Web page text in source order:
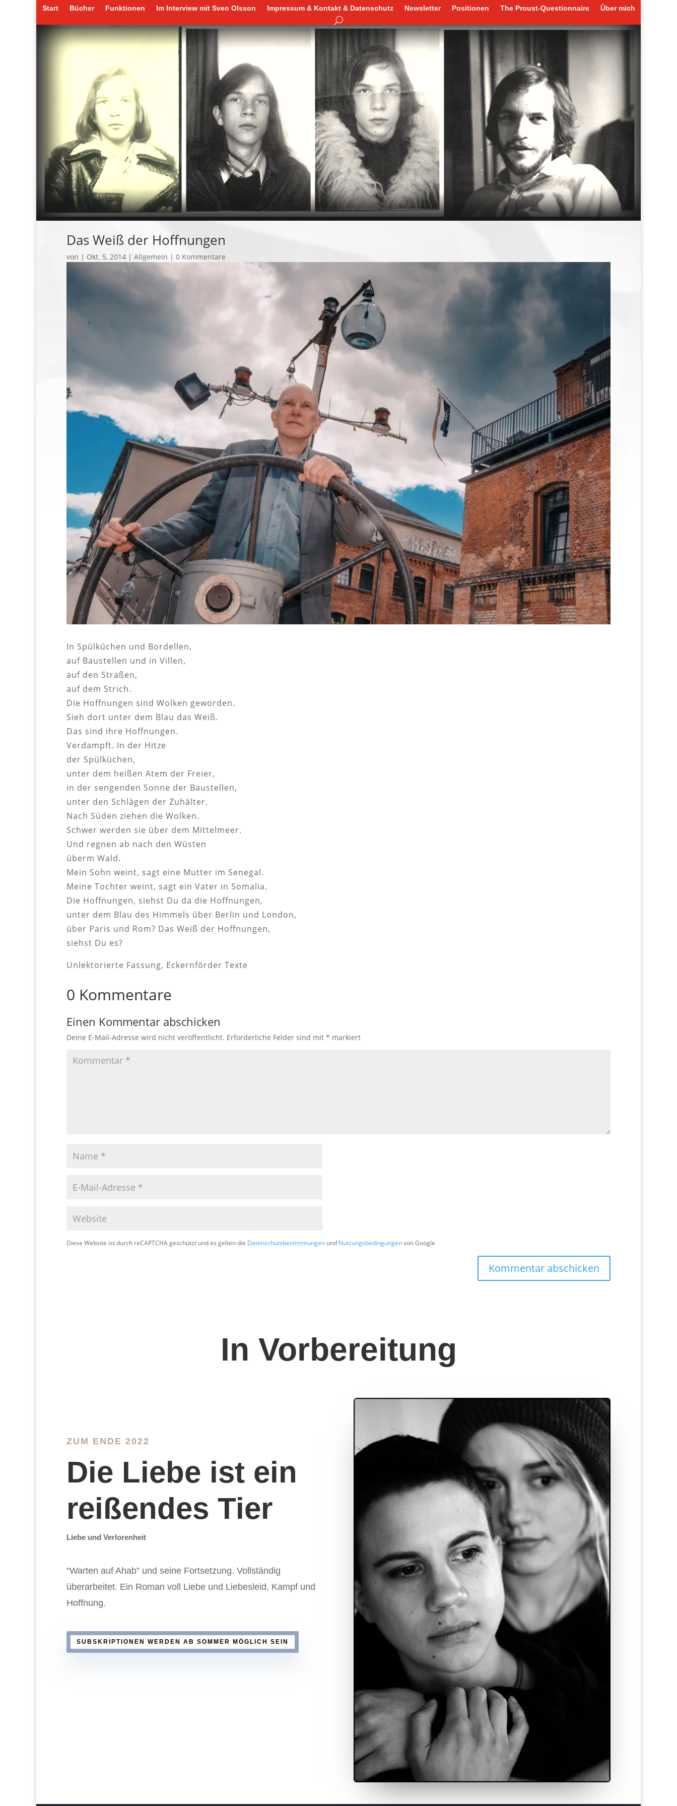
Start Bücher Funktionen Im Interview mit Sven Olsson Impressum & Kontakt & Datenschutz Newsletter Positionen The Proust-Questionnaire Über mich
Start Bücher Funktionen Im Interview mit Sven Olsson Impressum & Kontakt & Datenschutz Newsletter Positionen The Proust-Questionnaire Über mich
Das Weiß der Hoffnungen
von | Okt. 5, 2014 | Allgemein | 0 Kommentare
In Spülküchen und Bordellen,
auf Baustellen und in Villen,
auf den Straßen,
auf dem Strich.
Die Hoffnungen sind Wolken geworden.
Sieh dort unter dem Blau das Weiß.
Das sind ihre Hoffnungen.
Verdampft. In der Hitze
der Spülküchen,
unter dem heißen Atem der Freier,
in der sengenden Sonne der Baustellen,
unter den Schlägen der Zuhälter.
Nach Süden ziehen die Wolken.
Schwer werden sie über dem Mittelmeer.
Und regnen ab nach den Wüsten
überm Wald.
Mein Sohn weint, sagt eine Mutter im Senegal.
Meine Tochter weint, sagt ein Vater in Somalia.
Die Hoffnungen, siehst Du da die Hoffnungen,
unter dem Blau des Himmels über Berlin und London,
über Paris und Rom? Das Weiß der Hoffnungen,
siehst Du es?
Unlektorierte Fassung, Eckernförder Texte
0 Kommentare
Einen Kommentar abschicken
Deine E-Mail-Adresse wird nicht veröffentlicht. Erforderliche Felder sind mit * markiert
Diese Website ist durch reCAPTCHA geschützt und es gelten die Datenschutzbestimmungen und Nutzungsbedingungenvon Google
Kommentar abschicken
In Vorbereitung
ZUM ENDE 2022
Die Liebe ist ein
reißendes Tier
Liebe und Verlorenheit
“Warten auf Ahab” und seine Fortsetzung. Vollständig
überarbeitet. Ein Roman voll Liebe und Liebesleid, Kampf und
Hoffnung.
SUBSKRIPTIONEN WERDEN AB SOMMER MÖGLICH SEIN